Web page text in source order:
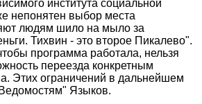
института социальной
непонятен выбор места
людям шило на мыло за
Тихвин - это второе Пикалево".
программа работала, нельзя
переезда конкретным
Этих ограничений в дальнейшем
Языков.